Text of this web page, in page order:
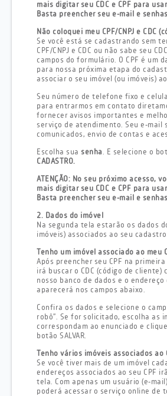
mais digitar seu CDC e CPF para
Basta preencher seu e-mail e
Não coloquei meu CPF/CNPJ e CDC
Se você está se cadastrando sem
CPF/CNPJ e CDC ou não sabe seu
campos do formulário. O CPF é um
para nossa próxima etapa do
associar o seu imóvel (ou imóveis)
Seu número de telefone fixo e
para entrarmos em contato
fornecer avisos importantes e
serviço de atendimento. Seu e-mail
comunicados, envio de contas e
Escolha sua senha. E selecione o
CADASTRO.
ATENÇÃO: No seu próximo acesso,
mais digitar seu CDC e CPF para
Basta preencher seu e-mail e
2. Dados do imóvel
Na segunda tela estarão os dados
imóveis) associados ao seu
Tenho um imóvel associado ao meu
Após preencher seu CPF na
irá buscar o CDC (código de cliente)
nosso banco de dados e o endereço
aparecerá nos campos abaixo.
Confira os dados e selecione o
robô”. Se for solicitado, escolha as
correspondam ao enunciado e
botão SALVAR.
Tenho vários imóveis associados ao
Se você tiver mais de um imóvel
endereços associados ao seu CPF
tela. Com apenas um usuário (e-
poderá acessar o serviço online de